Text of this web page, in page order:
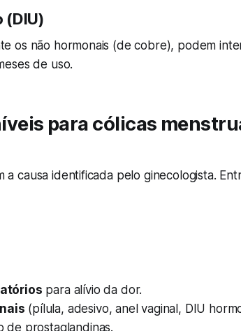
(DIU)
os não hormonais (de cobre), podem
de uso.
para cólicas
causa identificada pelo ginecologista.
para alívio da dor.
(pílula, adesivo, anel vaginal, DIU
de prostaglandinas.